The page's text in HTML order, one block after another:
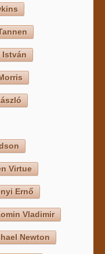
István
Virtue
Ernő
Vladimir
Newton